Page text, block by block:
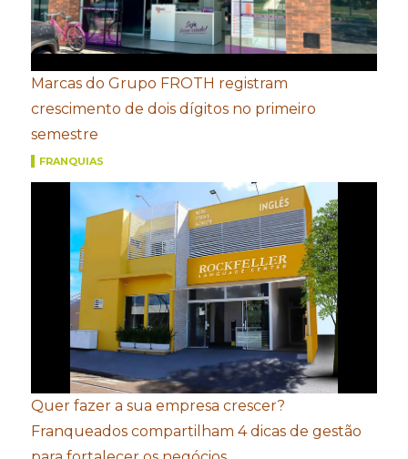
Marcas do Grupo FROTH registram
crescimento de dois dígitos no primeiro
semestre
FRANQUIAS
Quer fazer a sua empresa crescer?
Franqueados compartilham 4 dicas de gestão